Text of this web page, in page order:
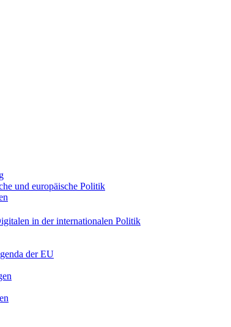
und europäische Politik
in der internationalen Politik
der EU